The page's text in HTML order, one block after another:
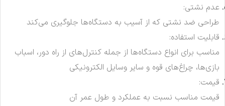
عدم نشتی:
طراحی ضد نشتی که از آسیب به دستگاه‌ها جلوگیری می‌کند
قابلیت استفاده:
مناسب برای انواع دستگاه‌ها از جمله کنترل‌های از راه دور، اسباب
بازی‌ها، چراغ‌های قوه و سایر وسایل الکترونیکی
قیمت:
قیمت مناسب نسبت به عملکرد و طول عمر آن